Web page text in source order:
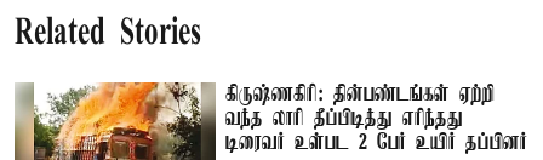
Related Stories
கிருஷ்ணகிரி: தின்பண்டங்கள் ஏற்றி
வந்த லாரி தீப்பிடித்து எரிந்தது
டிரைவர் உள்பட 2 பேர் உயிர் தப்பினர்